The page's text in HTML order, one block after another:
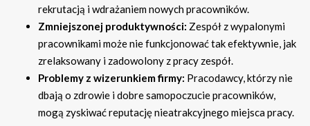
rekrutacją i wdrażaniem nowych pracowników.
Zmniejszonej produktywności: Zespół z wypalonymi
pracownikami może nie funkcjonować tak efektywnie, jak
zrelaksowany i zadowolony z pracy zespół.
Problemy z wizerunkiem firmy: Pracodawcy, którzy nie
dbają o zdrowie i dobre samopoczucie pracowników,
mogą zyskiwać reputację nieatrakcyjnego miejsca pracy.